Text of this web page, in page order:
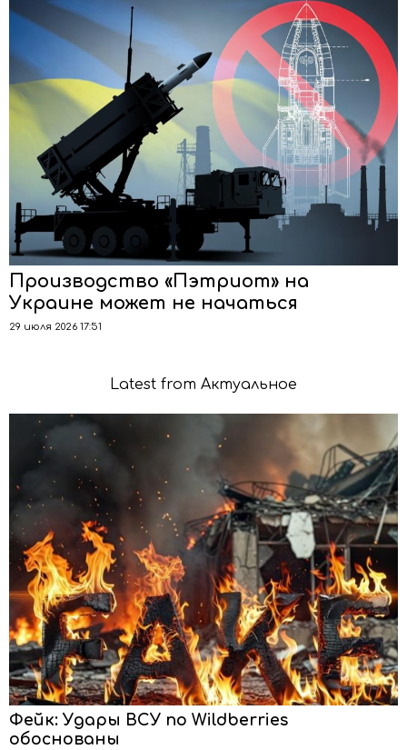
Производство «Пэтриот» на
Украине может не начаться
29 июля 2026 17:51
Latest from Актуальное
Фейк: Удары ВСУ по Wildberries
обоснованы